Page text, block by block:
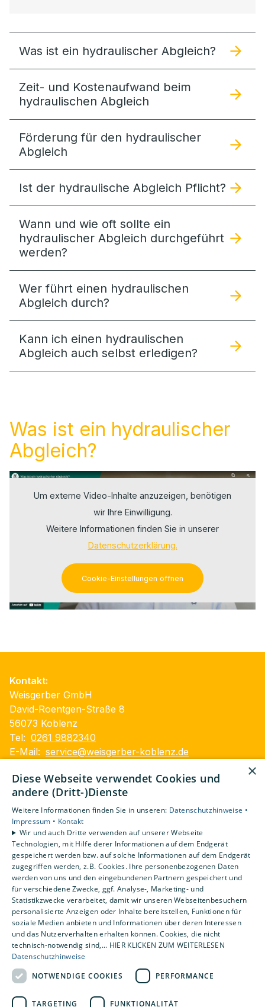
Was ist ein hydraulischer Abgleich?
Zeit- und Kostenaufwand beim
hydraulischen Abgleich
Förderung für den hydraulischer
Abgleich
Ist der hydraulische Abgleich Pflicht?
Wann und wie oft sollte ein
hydraulischer Abgleich durchgeführt
werden?
Wer führt einen hydraulischen
Abgleich durch?
Kann ich einen hydraulischen
Abgleich auch selbst erledigen?
Was ist ein hydraulischer
Abgleich?
Um externe Video-Inhalte anzuzeigen, benötigen
wir Ihre Einwilligung.
Weitere Informationen finden Sie in unserer
Datenschutzerklärung.
Cookie-Einstellungen öffnen
Kontakt:
Weisgerber GmbH
David-Roentgen-Straße 8
56073 Koblenz
Tel: 0261 9882340
E-Mail: service@weisgerber-koblenz.de
Datenschutzerklärung
Barrierefreiheitserklärung
AGB
Unsere Bereiche
Privatkunden
Gewerbekunden
Karriere
Unternehmen
Kontakt
×
Diese Webseite verwendet Cookies und
andere (Dritt-)Dienste
Weitere Informationen finden Sie in unseren: Datenschutzhinweise •
Impressum • Kontakt
Wir und auch Dritte verwenden auf unserer Webseite
Technologien, mit Hilfe derer Informationen auf dem Endgerät
gespeichert werden bzw. auf solche Informationen auf dem Endgerät
zugegriffen werden, z.B. Cookies. Ihre personenbezogenen Daten
werden von uns und den eingebundenen Partnern gespeichert und
für verschiedene Zwecke, ggf. Analyse-, Marketing- und
Statistikzwecke verarbeitet, damit wir unseren Webseitenbesuchern
personalisierte Anzeigen oder Inhalte bereitstellen, Funktionen für
soziale Medien anbieten und Informationen über deren Interessen
und das Nutzerverhalten erhalten können. Cookies, die nicht
technisch-notwendig sind,... HIER KLICKEN ZUM WEITERLESEN
Datenschutzhinweise
NOTWENDIGE COOKIES
PERFORMANCE
TARGETING FUNKTIONALITÄT